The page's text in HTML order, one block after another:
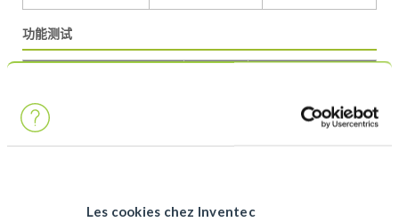
Les cookies chez Inventec
功能测试
助焊剂分类
ANSI/J-STD-004